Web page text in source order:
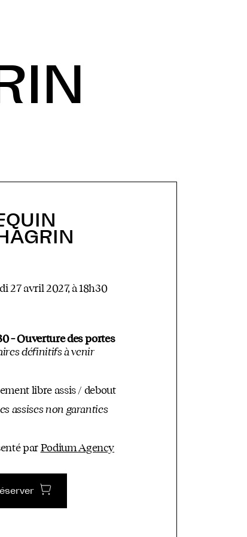
27 avril 2027, à 18h30
– Ouverture des portes
définitifs à venir
libre assis / debout
assises non garanties
par Podium Agency